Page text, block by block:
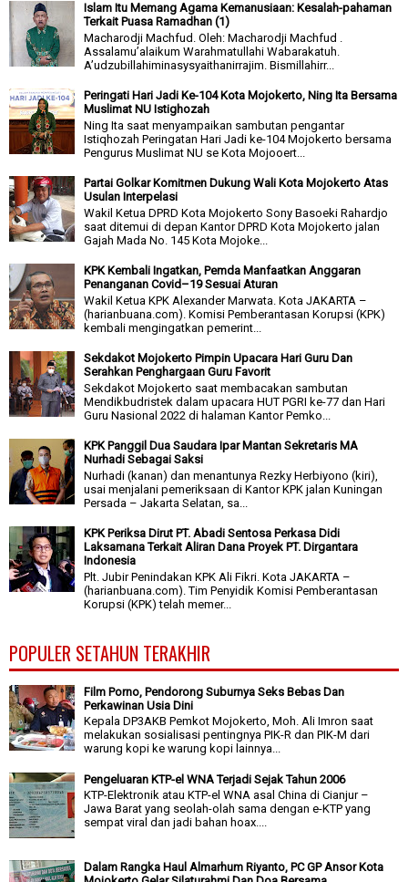
Islam Itu Memang Agama Kemanusiaan: Kesalah-pahaman
Terkait Puasa Ramadhan (1)
Macharodji Machfud. Oleh: Macharodji Machfud .
Assalamu’alaikum Warahmatullahi Wabarakatuh.
A’udzubillahiminasysyaithanirrajim. Bismillahirr...
Peringati Hari Jadi Ke-104 Kota Mojokerto, Ning Ita Bersama
Muslimat NU Istighozah
Ning Ita saat menyampaikan sambutan pengantar
Istiqhozah Peringatan Hari Jadi ke-104 Mojokerto bersama
Pengurus Muslimat NU se Kota Mojooert...
Partai Golkar Komitmen Dukung Wali Kota Mojokerto Atas
Usulan Interpelasi
Wakil Ketua DPRD Kota Mojokerto Sony Basoeki Rahardjo
saat ditemui di depan Kantor DPRD Kota Mojokerto jalan
Gajah Mada No. 145 Kota Mojoke...
KPK Kembali Ingatkan, Pemda Manfaatkan Anggaran
Penanganan Covid–19 Sesuai Aturan
Wakil Ketua KPK Alexander Marwata. Kota JAKARTA –
(harianbuana.com). Komisi Pemberantasan Korupsi (KPK)
kembali mengingatkan pemerint...
Sekdakot Mojokerto Pimpin Upacara Hari Guru Dan
Serahkan Penghargaan Guru Favorit
Sekdakot Mojokerto saat membacakan sambutan
Mendikbudristek dalam upacara HUT PGRI ke-77 dan Hari
Guru Nasional 2022 di halaman Kantor Pemko...
KPK Panggil Dua Saudara Ipar Mantan Sekretaris MA
Nurhadi Sebagai Saksi
Nurhadi (kanan) dan menantunya Rezky Herbiyono (kiri),
usai menjalani pemeriksaan di Kantor KPK jalan Kuningan
Persada – Jakarta Selatan, sa...
KPK Periksa Dirut PT. Abadi Sentosa Perkasa Didi
Laksamana Terkait Aliran Dana Proyek PT. Dirgantara
Indonesia
Plt. Jubir Penindakan KPK Ali Fikri. Kota JAKARTA –
(harianbuana.com). Tim Penyidik Komisi Pemberantasan
Korupsi (KPK) telah memer...
POPULER SETAHUN TERAKHIR
Film Porno, Pendorong Suburnya Seks Bebas Dan
Perkawinan Usia Dini
Kepala DP3AKB Pemkot Mojokerto, Moh. Ali Imron saat
melakukan sosialisasi pentingnya PIK-R dan PIK-M dari
warung kopi ke warung kopi lainnya...
Pengeluaran KTP-el WNA Terjadi Sejak Tahun 2006
KTP-Elektronik atau KTP-el WNA asal China di Cianjur –
Jawa Barat yang seolah-olah sama dengan e-KTP yang
sempat viral dan jadi bahan hoax....
Dalam Rangka Haul Almarhum Riyanto, PC GP Ansor Kota